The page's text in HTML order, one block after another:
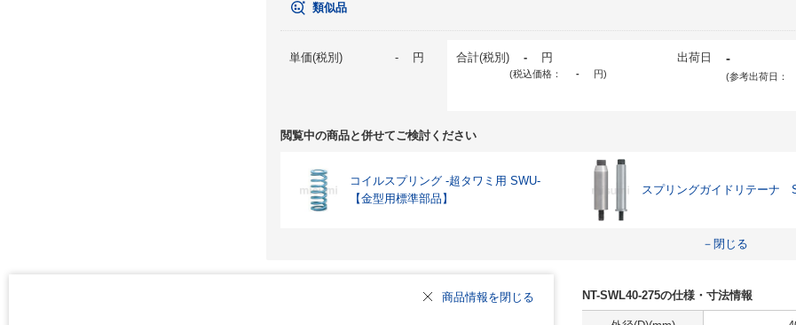
類似品
単価(税別) - 円 合計(税別) - 円
(税込価格： - 円)
出荷日 -
(参考出荷日：
閲覧中の商品と併せてご検討ください
コイルスプリング -超タワミ用 SWU-
【金型用標準部品】
スプリングガイドリテーナ
－閉じる
商品情報を閉じる NT-SWL40-275の仕様・寸法情報